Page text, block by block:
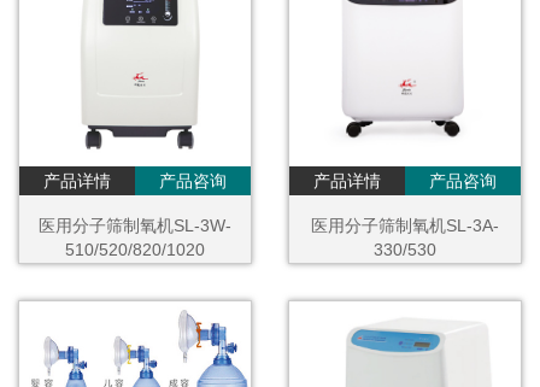
产品详情 产品咨询
医用分子筛制氧机SL-3W-
510/520/820/1020
产品详情 产品咨询
医用分子筛制氧机SL-3A-
330/530